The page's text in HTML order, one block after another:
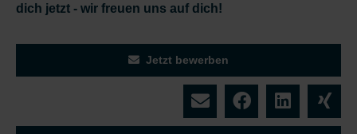
dich jetzt - wir freuen uns auf dich!
Jetzt bewerben